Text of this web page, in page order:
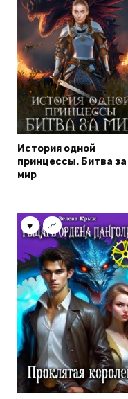
История одной
принцессы. Битва за
мир